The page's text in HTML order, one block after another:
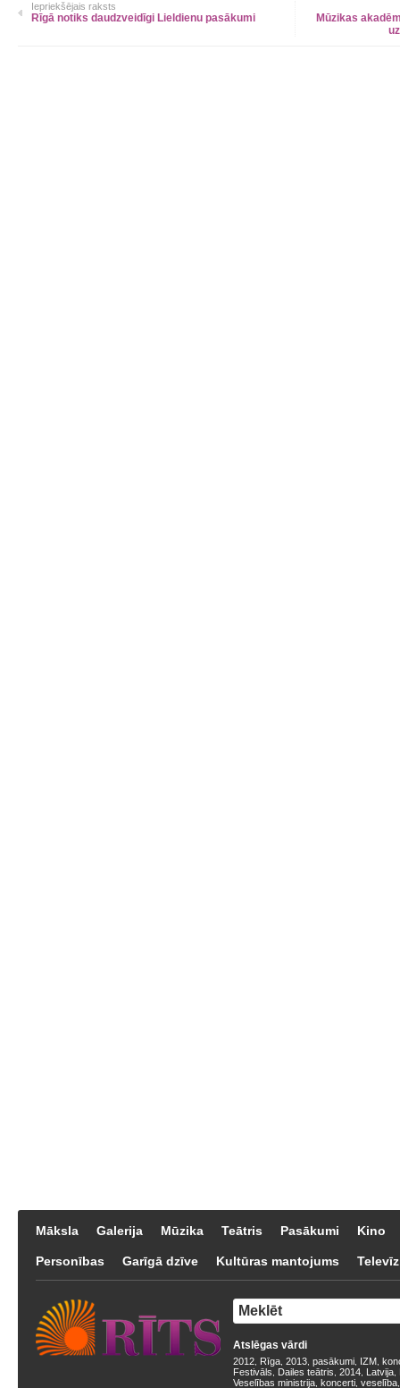
Iepriekšējais raksts
Rīgā notiks daudzveidīgi Lieldienu pasākumi
Mūzikas
Māksla Galerija Mūzika Teātris Pasākumi Kino
Personības Garīgā dzīve Kultūras mantojums
Atslēgas vārdi
2012 Rīga 2013 pasākumi IZM
Festivāls
Dailes teātris 2014 Latvija
Veselības ministrija koncerti veselība